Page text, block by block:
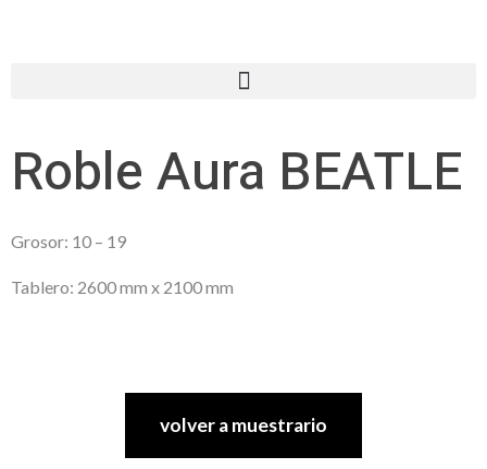
Roble Aura BEATLE
Grosor: 10 – 19
Tablero: 2600 mm x 2100 mm
volver a muestrario